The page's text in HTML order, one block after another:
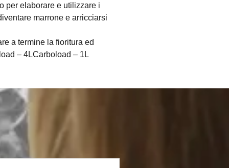
per elaborare e utilizzare i
marrone e arricciarsi
a termine la fioritura ed
– 4LCarboload – 1L